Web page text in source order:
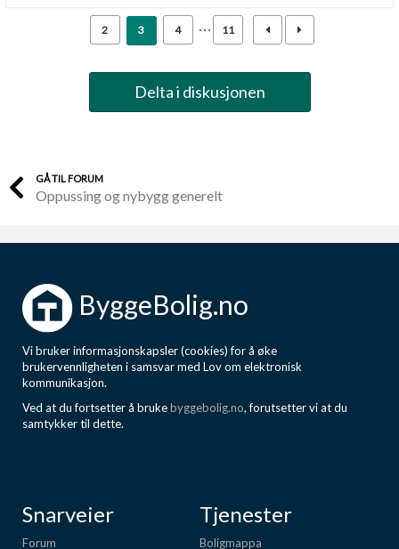
2 3 4 11
Delta i diskusjonen
GÅ TIL FORUM
Oppussing og nybygg generelt
ByggeBolig.no
Vi bruker informasjonskapsler (cookies) for å øke
brukervennligheten i samsvar med Lov om elektronisk
kommunikasjon.
Ved at du fortsetter å brukebyggebolig.no, forutsetter vi at du
samtykker til dette.
Snarveier
Forum
Tjenester
Boligmappa